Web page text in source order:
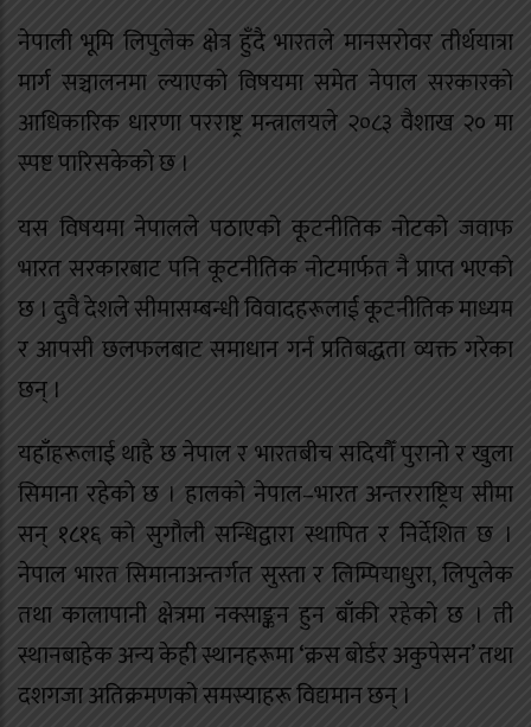
नेपाली भूमि लिपुलेक क्षेत्र हुँदै भारतले मानसरोवर तीर्थयात्रा
मार्ग सञ्चालनमा ल्याएको विषयमा समेत नेपाल सरकारको
आधिकारिक धारणा परराष्ट्र मन्त्रालयले २०८३ वैशाख २० मा
स्पष्ट पारिसकेको छ ।
यस विषयमा नेपालले पठाएको कूटनीतिक नोटको जवाफ
भारत सरकारबाट पनि कूटनीतिक नोटमार्फत नै प्राप्त भएको
छ । दुवै देशले सीमासम्बन्धी विवादहरूलाई कूटनीतिक माध्यम
र आपसी छलफलबाट समाधान गर्न प्रतिबद्धता व्यक्त गरेका
छन् ।
यहाँहरूलाई थाहै छ नेपाल र भारतबीच सदियौँ पुरानो र खुला
सिमाना रहेको छ । हालको नेपाल–भारत अन्तरराष्ट्रिय सीमा
सन् १८१६ को सुगौली सन्धिद्वारा स्थापित र निर्देशित छ ।
नेपाल भारत सिमानाअन्तर्गत सुस्ता र लिम्पियाधुरा, लिपुलेक
तथा कालापानी क्षेत्रमा नक्साङ्कन हुन बाँकी रहेको छ । ती
स्थानबाहेक अन्य केही स्थानहरूमा ‘क्रस बोर्डर अकुपेसन’ तथा
दशगजा अतिक्रमणको समस्याहरू विद्यमान छन् ।